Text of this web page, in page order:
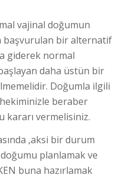
vajinal doğumun
başvurulan bir alternatif
giderek normal
daha üstün bir
Doğumla ilgili
beraber
kararı vermelisiniz.
,aksi bir durum
planlamak ve
buna hazırlamak